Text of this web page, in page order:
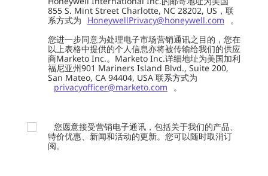
855 S. Mint Street Charlotte, NC 28202, US，联
系方式为
HoneywellPrivacy@honeywell.com
。
您进一步同意为处理电子市场营销通讯之目的，您在
以上表格中提供的个人信息亦将被传输给我们的供应
商Marketo Inc.。Marketo Inc.详细地址为美国加利
福尼亚州901 Mariners Island Blvd., Suite 200,
San Mateo, CA 94404, USA 联系方式为
privacyofficer@marketo.com
。
您愿意接受营销电子通讯，包括关于我们的产品、
特价优惠、新闻和活动的更新。您可以随时取消订
阅。